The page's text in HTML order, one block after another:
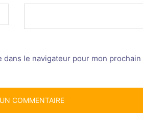
le navigateur pour mon